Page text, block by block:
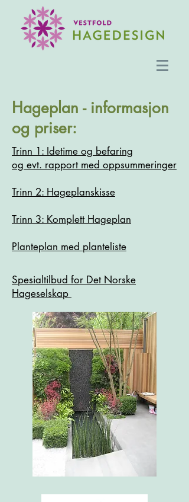
Hageplan - informasjon
og priser:
Trinn 1: Idetime og befaring
og evt. rapport med oppsummeringer
Trinn 2: Hageplanskisse
Trinn 3: Komplett Hageplan
Planteplan med planteliste
Spesialtilbud for Det Norske
Hageselskap